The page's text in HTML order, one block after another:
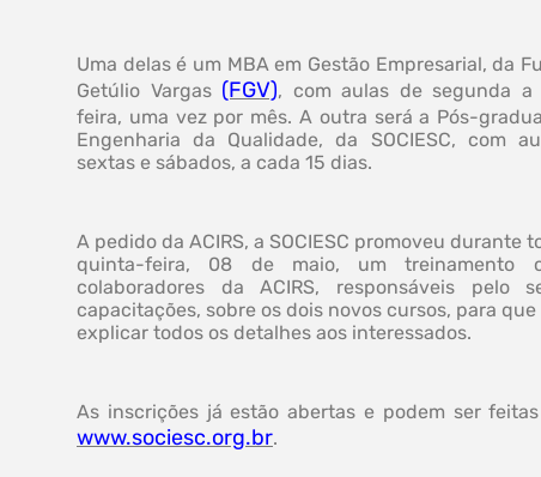
Uma delas é um MBA em Gestão Empresarial, da
Getúlio Vargas (FGV), com aulas de segunda a
feira, uma vez por mês. A outra será a Pós-
Engenharia da Qualidade, da SOCIESC, com
sextas e sábados, a cada 15 dias.
A pedido da ACIRS, a SOCIESC promoveu durante
quinta-feira, 08 de maio, um treinamento
colaboradores da ACIRS, responsáveis pelo
capacitações, sobre os dois novos cursos, para que
explicar todos os detalhes aos interessados.
As inscrições já estão abertas e podem ser
www.sociesc.org.br.